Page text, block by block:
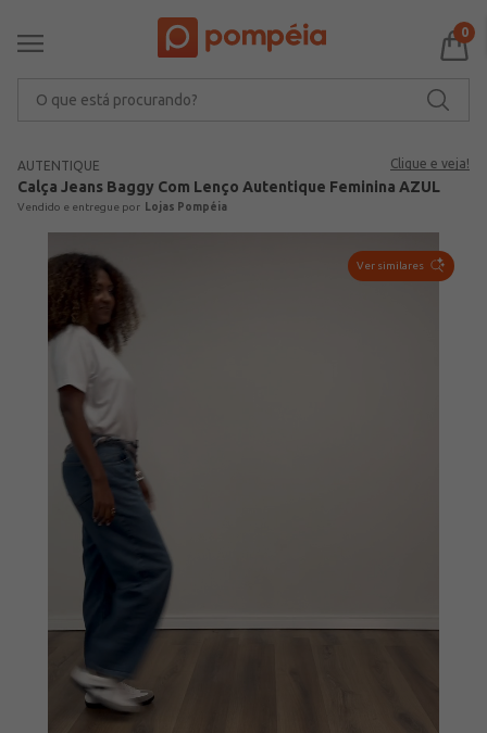
0
AUTENTIQUE Clique e veja!
Calça Jeans Baggy Com Lenço Autentique Feminina AZUL
Lojas Pompéia
Ver similares